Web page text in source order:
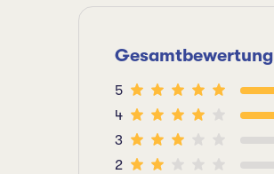
Gesamtbewertung
5
4
3
2